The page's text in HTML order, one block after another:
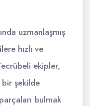
uzmanlaşmış
hızlı ve
ekipler,
bir şekilde
bulmak